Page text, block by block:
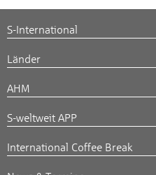
S-International
Länder
AHM
S-weltweit APP
International Coffee Break